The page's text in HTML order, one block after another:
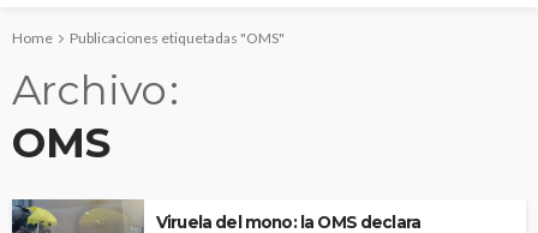
Home Publicaciones etiquetadas "OMS"
Archivo
OMS
Viruela del mono: la OMS declara